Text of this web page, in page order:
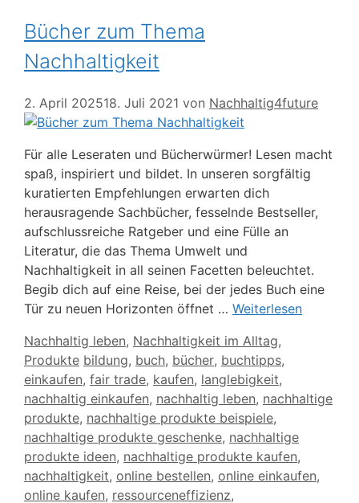
Bücher zum Thema
Nachhaltigkeit
2. April 202518. Juli 2021 von Nachhaltig4future
Für alle Leseraten und Bücherwürmer! Lesen macht
spaß, inspiriert und bildet. In unseren sorgfältig
kuratierten Empfehlungen erwarten dich
herausragende Sachbücher, fesselnde Bestseller,
aufschlussreiche Ratgeber und eine Fülle an
Literatur, die das Thema Umwelt und
Nachhaltigkeit in all seinen Facetten beleuchtet.
Begib dich auf eine Reise, bei der jedes Buch eine
Tür zu neuen Horizonten öffnet … Weiterlesen
Kategorien
Nachhaltig leben, Nachhaltigkeit im Alltag,
Produkte Schlagwörter
bildung, buch, bücher, buchtipps,
einkaufen, fair trade, kaufen, langlebigkeit,
nachhaltig einkaufen, nachhaltig leben, nachhaltige
produkte, nachhaltige produkte beispiele,
nachhaltige produkte geschenke, nachhaltige
produkte ideen, nachhaltige produkte kaufen,
nachhaltigkeit, online bestellen, online einkaufen,
online kaufen, ressourceneffizienz,